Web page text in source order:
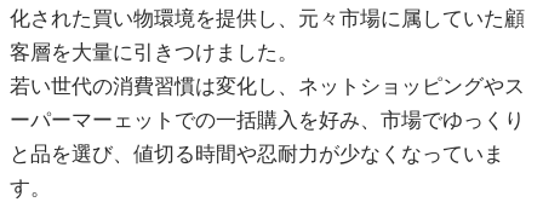
化された買い物環境を提供し、元々市場に属していた顧
客層を大量に引きつけました。
若い世代の消費習慣は変化し、ネットショッピングやス
ーパーマーェットでの一括購入を好み、市場でゆっくり
と品を選び、値切る時間や忍耐力が少なくなっていま
す。